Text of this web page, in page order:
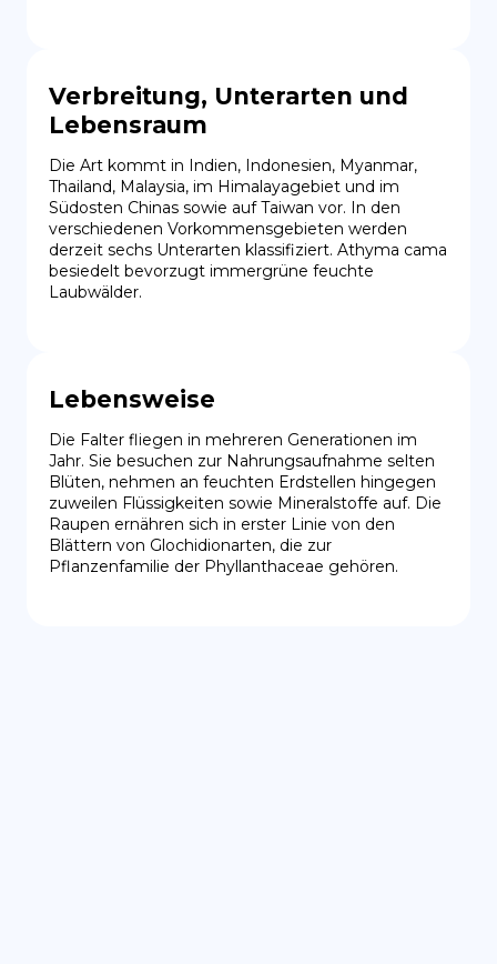
Verbreitung, Unterarten und
Lebensraum
Die Art kommt in Indien, Indonesien, Myanmar,
Thailand, Malaysia, im Himalayagebiet und im
Südosten Chinas sowie auf Taiwan vor. In den
verschiedenen Vorkommensgebieten werden
derzeit sechs Unterarten klassifiziert. Athyma cama
besiedelt bevorzugt immergrüne feuchte
Laubwälder.
Lebensweise
Die Falter fliegen in mehreren Generationen im
Jahr. Sie besuchen zur Nahrungsaufnahme selten
Blüten, nehmen an feuchten Erdstellen hingegen
zuweilen Flüssigkeiten sowie Mineralstoffe auf. Die
Raupen ernähren sich in erster Linie von den
Blättern von Glochidionarten, die zur
Pflanzenfamilie der Phyllanthaceae gehören.